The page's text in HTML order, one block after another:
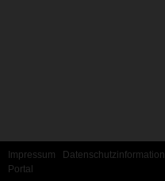
Impressum Datenschutzinformation
Portal